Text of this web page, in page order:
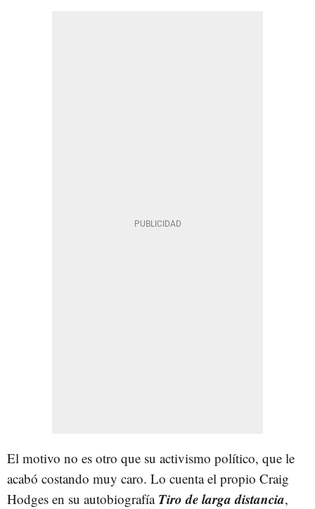
El motivo no es otro que su activismo político, que le
acabó costando muy caro. Lo cuenta el propio Craig
Hodges en su autobiografía Tiro de larga distancia,